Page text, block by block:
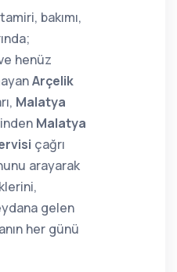
bakımı,
henüz
Arçelik
Malatya
Malatya
çağrı
arayarak
gelen
her günü